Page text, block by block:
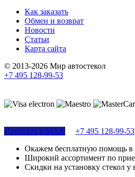
Как заказать
Обмен и возврат
Новости
Статьи
Карта сайта
© 2013-2026 Мир автостекол
+7 495 128-99-53
Написать в MAX
+7 495 128-99-53
Окажем бесплатную помощь в
Широкий ассортимент по
Скидки на установку стекол у